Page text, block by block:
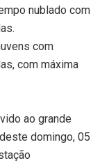
nublado com
com
com máxima
ao grande
domingo, 05